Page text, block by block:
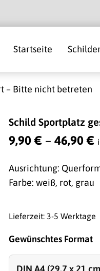
Startseite
– Bitte nicht betreten
Schild Sportplatz
9,90€ – 46,90€
Ausrichtung:
Farbe: weiß, rot, grau
Lieferzeit: 3-5 Werktage
Gewünschtes Format